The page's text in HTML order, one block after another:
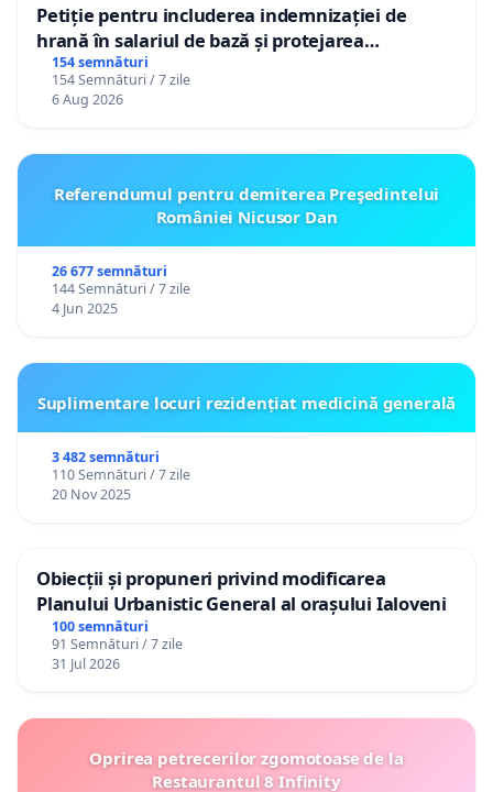
Petiție pentru includerea indemnizației de
hrană în salariul de bază și protejarea
gradațiilor de vechime pentru asistenții
personali
154 semnături
154 Semnături / 7 zile
6 Aug 2026
Referendumul pentru demiterea Preşedintelui
României Nicusor Dan
26 677 semnături
144 Semnături / 7 zile
4 Jun 2025
Suplimentare locuri rezidențiat medicină generală
3 482 semnături
110 Semnături / 7 zile
20 Nov 2025
Obiecții și propuneri privind modificarea
Planului Urbanistic General al orașului Ialoveni
100 semnături
91 Semnături / 7 zile
31 Jul 2026
Oprirea petrecerilor zgomotoase de la
Restaurantul 8 Infinity